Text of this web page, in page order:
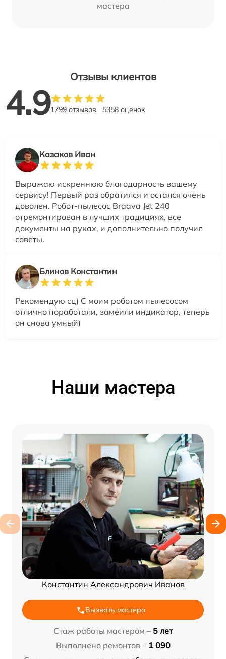
мастера
Отзывы клиентов
4.91799 отзывов 5358 оценок
Казаков Иван
Выражаю искреннюю благодарность вашему
сервису! Первый раз обратился и остался очень
доволен. Робот-пылесос Braava Jet 240
отремонтирован в лучших традициях, все
документы на руках, и дополнительно получил
советы.
Блинов Константин
Рекомендую сц) С моим роботом пылесосом
отлично поработали, замеили индикатор, теперь
он снова умный)
Наши мастера
Константин Александрович Иванов
Вызвать мастера
Стаж работы мастером – 5 лет
Выполнено ремонтов – 1 090